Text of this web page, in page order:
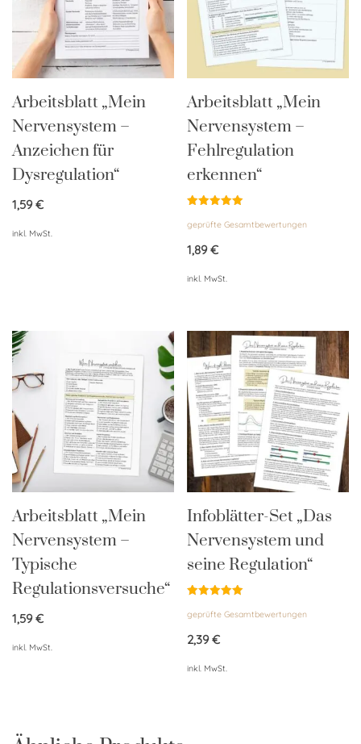
Arbeitsblatt „Mein
Nervensystem –
Anzeichen für
Dysregulation“
1,59€
inkl. MwSt.
Arbeitsblatt „Mein
Nervensystem –
Fehlregulation
erkennen“
mit
von 5
geprüfte Gesamtbewertungen
1,89€
inkl. MwSt.
Arbeitsblatt „Mein
Nervensystem –
Typische
Regulationsversuche“
1,59€
inkl. MwSt.
Infoblätter-Set „Das
Nervensystem und
seine Regulation“
mit
von 5
geprüfte Gesamtbewertungen
2,39€
inkl. MwSt.